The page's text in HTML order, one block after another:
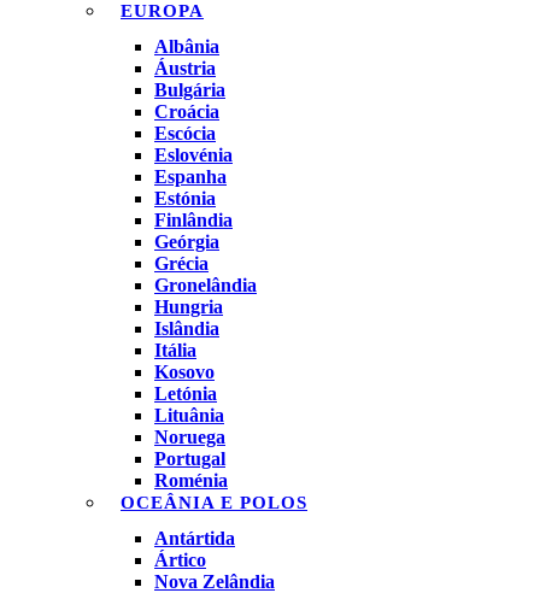
EUROPA
Albânia
Áustria
Bulgária
Croácia
Escócia
Eslovénia
Espanha
Estónia
Finlândia
Geórgia
Grécia
Gronelândia
Hungria
Islândia
Itália
Kosovo
Letónia
Lituânia
Noruega
Portugal
Roménia
OCEÂNIA E POLOS
Antártida
Ártico
Nova Zelândia